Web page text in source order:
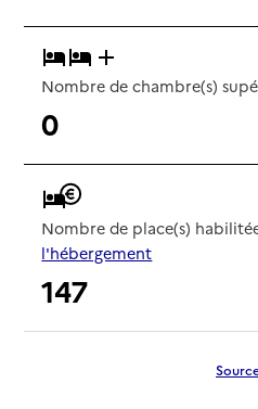
Nombre de chambre(s)
0
Nombre de place(s)
l'hébergement
147